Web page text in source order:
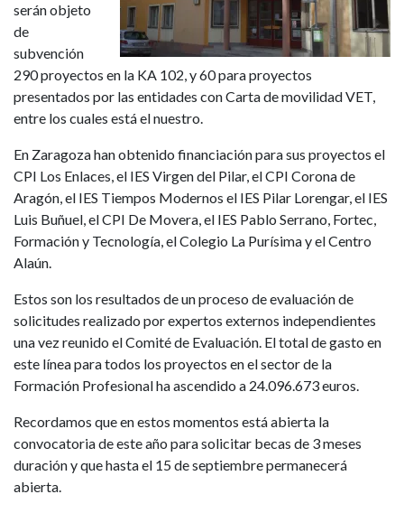
serán objeto
de
subvención
290 proyectos en la KA 102, y 60 para proyectos
presentados por las entidades con Carta de movilidad VET,
entre los cuales está el nuestro.
En Zaragoza han obtenido financiación para sus proyectos el
CPI Los Enlaces, el IES Virgen del Pilar, el CPI Corona de
Aragón, el IES Tiempos Modernos el IES Pilar Lorengar, el IES
Luis Buñuel, el CPI De Movera, el IES Pablo Serrano, Fortec,
Formación y Tecnología, el Colegio La Purísima y el Centro
Alaún.
Estos son los resultados de un proceso de evaluación de
solicitudes realizado por expertos externos independientes
una vez reunido el Comité de Evaluación. El total de gasto en
este línea para todos los proyectos en el sector de la
Formación Profesional ha ascendido a 24.096.673 euros.
Recordamos que en estos momentos está abierta la
convocatoria de este año para solicitar becas de 3 meses
duración y que hasta el 15 de septiembre permanecerá
abierta.